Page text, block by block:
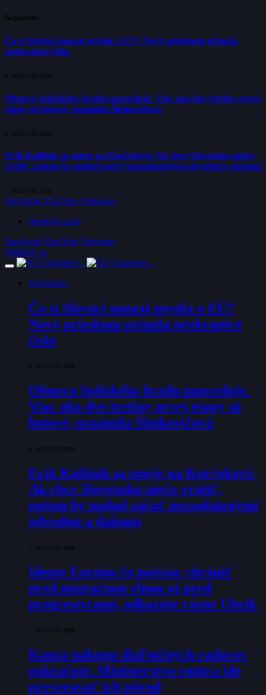
Najnovšie
Čo si Slováci naozaj myslia o EÚ? Nový prieskum prináša
prekvapivé čísla
8. AUGUSTA 2026
Obnova Spišského hradu napreduje. Viac ako dve tretiny prvej
etapy sú hotové, oznámila Šimkovičová
8. AUGUSTA 2026
Erik Kaliňák sa smeje na Korčokovi: Ak chce Slovensku niečo
vrátiť, potom by mohol začať nezaplatenými odvodmi a daňami
7. AUGUSTA 2026
FacebookYouTube Telegram
Inzerujte u nás
FacebookYouTube Telegram
Prihlásiť sa
Slovensko
Čo si Slováci naozaj myslia o EÚ?
Nový prieskum prináša prekvapivé
čísla
8. AUGUSTA 2026
Obnova Spišského hradu napreduje.
Viac ako dve tretiny prvej etapy sú
hotové, oznámila Šimkovičová
8. AUGUSTA 2026
Erik Kaliňák sa smeje na Korčokovi:
Ak chce Slovensku niečo vrátiť,
potom by mohol začať nezaplatenými
odvodmi a daňami
7. AUGUSTA 2026
Ideme Európu čo najviac chrániť
pred migračnou vlnou aj pred
progresívcami, odkazuje rázne Uhrík
7. AUGUSTA 2026
Kauza nákupu diaľničných radarov
pokračuje. Ministerstvo vnútra ide
preverovať ich pôvod